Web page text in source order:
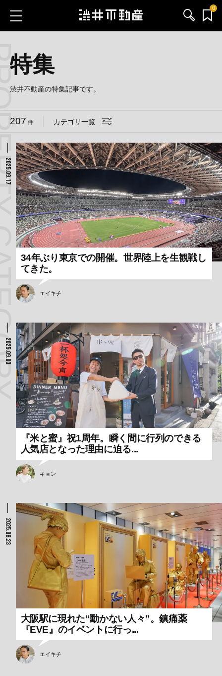
0
会社情報
採用情報
特集
渋井不動産の特集記事です。
207 件 カテゴリ一覧
2025.09.17
34年ぶり東京での開催。世界陸上を生観戦し
てきた。
エイキチ
2025.09.03
『米と蜜』祝1周年。瞬く間に行列のできる
人気店となった理由に迫る...
キョン
2025.08.23
大阪駅に現れた“動かない人々”。鎮痛薬
『EVE』のイベントに行っ...
エイキチ